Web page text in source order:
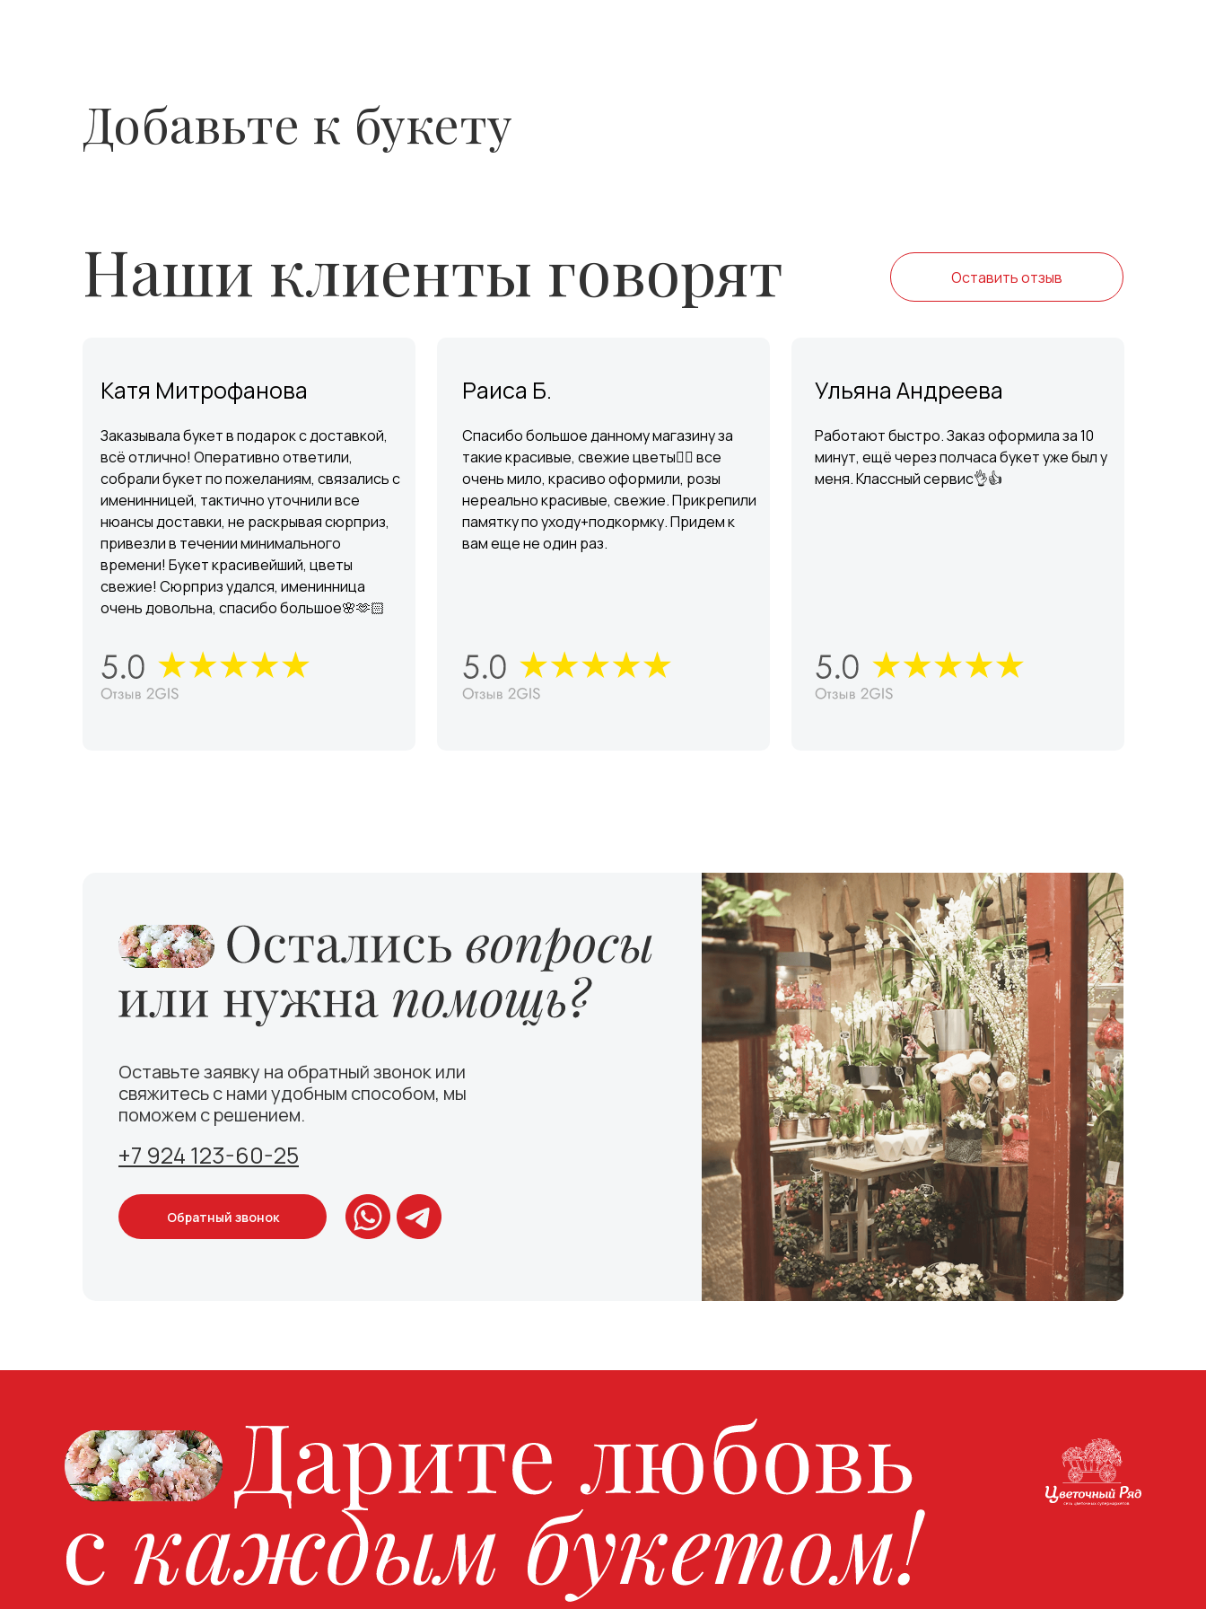
Добавьте к букету
Наши клиенты говорят
Катя Митрофанова
Заказывала букет в подарок с доставкой,
всё отлично! Оперативно ответили,
собрали букет по пожеланиям, связались с
именинницей, тактично уточнили все
нюансы доставки, не раскрывая сюрприз,
привезли в течении минимального
времени! Букет красивейший, цветы
свежие! Сюрприз удался, именинница
очень довольна, спасибо большое🌸🫶🏻
Раиса Б.
Спасибо большое данному магазину за
такие красивые, свежие цветы👍🏼 все
очень мило, красиво оформили, розы
нереально красивые, свежие. Прикрепили
памятку по уходу+подкормку. Придем к
вам еще не один раз.
Ульяна Андреева
Работают быстро. Заказ оформила за 10
минут, ещё через полчаса букет уже был у
меня. Классный сервис👌👍
Оставить отзыв
Оставьте заявку на обратный звонок или
свяжитесь с нами удобным способом, мы
поможем с решением.
+7 924 123-60-25
Обратный звонок